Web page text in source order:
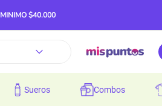
$40.000
sueros combos